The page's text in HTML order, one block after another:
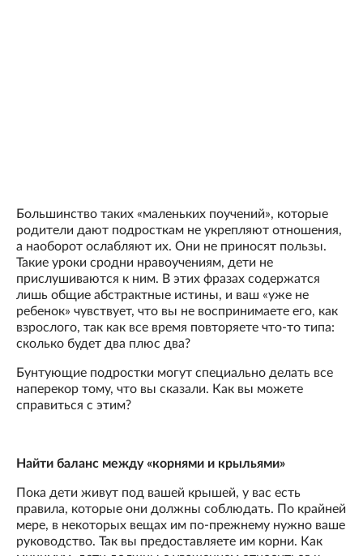
Большинство таких «маленьких поучений», которые
родители дают подросткам не укрепляют отношения,
а наоборот ослабляют их. Они не приносят пользы.
Такие уроки сродни нравоучениям, дети не
прислушиваются к ним. В этих фразах содержатся
лишь общие абстрактные истины, и ваш «уже не
ребенок» чувствует, что вы не воспринимаете его, как
взрослого, так как все время повторяете что-то типа:
сколько будет два плюс два?
Бунтующие подростки могут специально делать все
наперекор тому, что вы сказали. Как вы можете
справиться с этим?
Найти баланс между «корнями и крыльями»
Пока дети живут под вашей крышей, у вас есть
правила, которые они должны соблюдать. По крайней
мере, в некоторых вещах им по-прежнему нужно ваше
руководство. Так вы предоставляете им корни. Как